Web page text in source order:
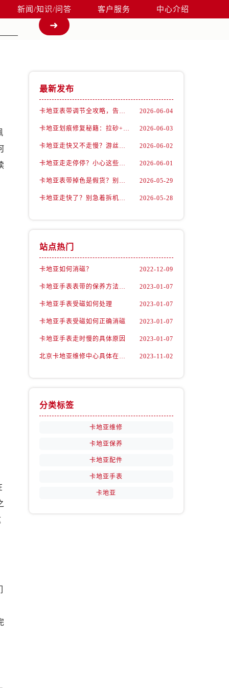
新闻/知识/问答 客户服务 中心介绍
最新发布
卡地亚表带调节全攻略，告别过短烦恼 2026-06-04
卡地亚划痕修复秘籍：拉砂+抛光双工艺还原如新 2026-06-03
卡地亚走快又不走慢？游丝问题你了解多少？ 2026-06-02
卡地亚走走停停？小心这些隐藏杀手 2026-06-01
卡地亚表带掉色是假货？别急，可能是这些日常习惯惹的祸 2026-05-29
卡地亚走快了？别急着拆机，先做这一步 2026-05-28
站点热门
卡地亚如何消磁？ 2022-12-09
卡地亚手表表带的保养方法有哪些？ 2023-01-07
卡地亚手表受磁如何处理 2023-01-07
卡地亚手表受磁如何正确消磁 2023-01-07
卡地亚手表走时慢的具体原因 2023-01-07
北京卡地亚维修中心具体在哪里？ 2023-11-02
分类标签
卡地亚维修
卡地亚保养
卡地亚配件
卡地亚手表
卡地亚